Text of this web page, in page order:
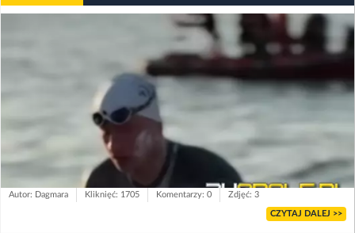
Autor: Dagmara Kliknięć: 1705 Komentarzy: 0 Zdjęć: 3
CZYTAJ DALEJ >>